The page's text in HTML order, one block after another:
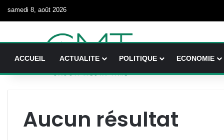
samedi 8, août 2026
ACCUEIL ACTUALITE POLITIQUE ECONOMIE
Aucun résultat